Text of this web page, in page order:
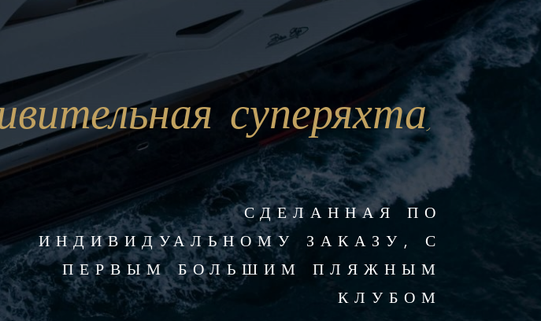
суперяхта,
СДЕЛАННАЯ ПО
ИНДИВИДУАЛЬНОМУ ЗАКАЗУ, С
ПЕРВЫМ БОЛЬШИМ ПЛЯЖНЫМ
КЛУБОМ